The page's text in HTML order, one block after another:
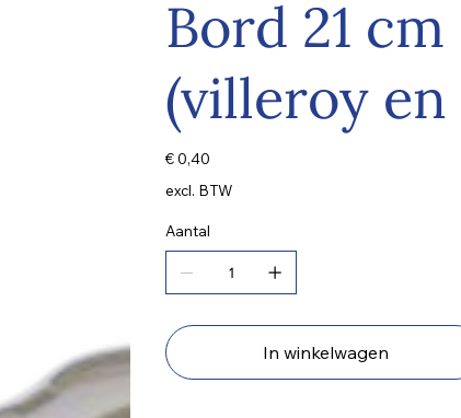
Bord 21
(villeroy en
Prijs
€ 0,40
excl. BTW
Aantal
In winkelwagen